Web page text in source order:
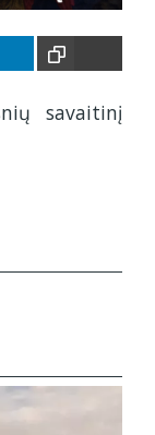
savaitinį